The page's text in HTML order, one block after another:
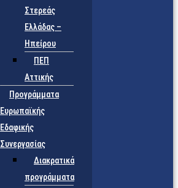
Στερεάς
Ελλάδας –
Ηπείρου
ΠΕΠ
Αττικής
Προγράμματα
Ευρωπαϊκής
Εδαφικής
Συνεργασίας
Διακρατικά
προγράμματα